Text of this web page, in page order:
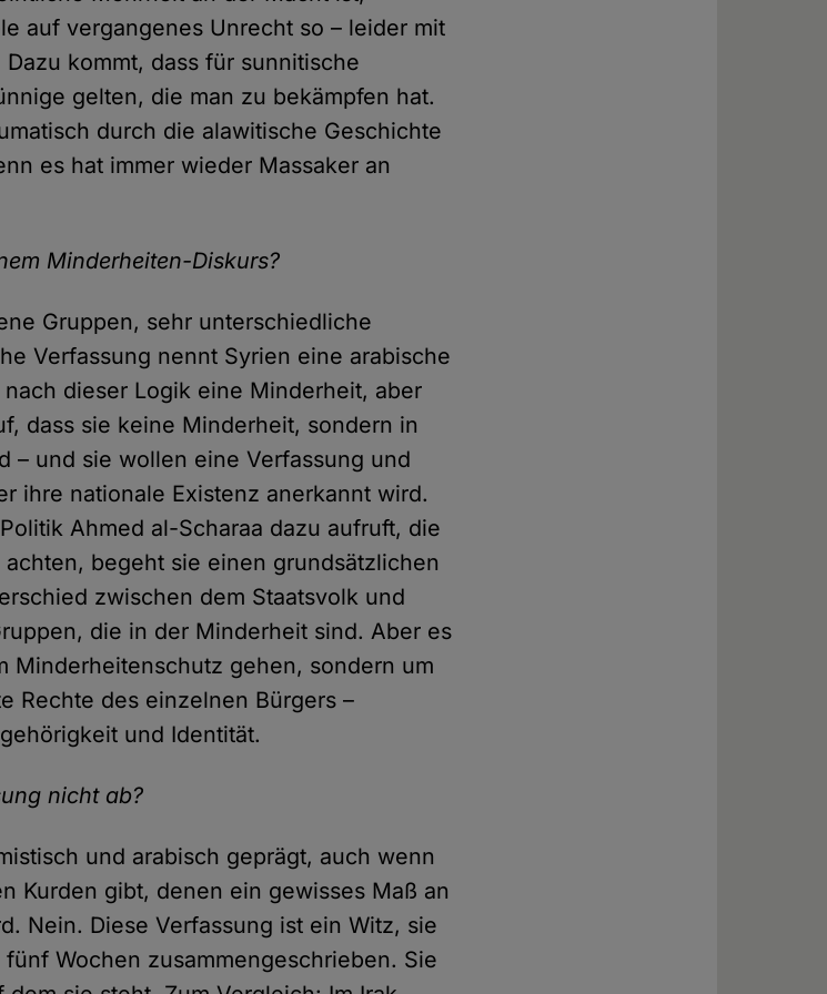
auf vergangenes Unrecht so – leider mit
kommt, dass für sunnitische
gelten, die man zu bekämpfen hat.
durch die alawitische Geschichte
es hat immer wieder Massaker an
Minderheiten-Diskurs?
Gruppen, sehr unterschiedliche
Verfassung nennt Syrien eine arabische
dieser Logik eine Minderheit, aber
dass sie keine Minderheit, sondern in
– und sie wollen eine Verfassung und
ihre nationale Existenz anerkannt wird.
Ahmed al-Scharaa dazu aufruft, die
begeht sie einen grundsätzlichen
zwischen dem Staatsvolk und
die in der Minderheit sind. Aber es
Minderheitenschutz gehen, sondern um
Rechte des einzelnen Bürgers –
und Identität.
nicht ab?
und arabisch geprägt, auch wenn
Kurden gibt, denen ein gewisses Maß an
Nein. Diese Verfassung ist ein Witz, sie
Wochen zusammengeschrieben. Sie